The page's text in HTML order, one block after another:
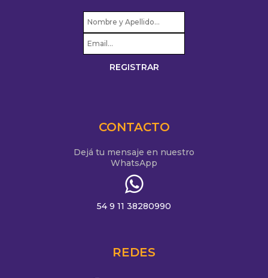
CONTACTO
Dejá tu mensaje en nuestro
WhatsApp
54 9 11 38280990
REDES